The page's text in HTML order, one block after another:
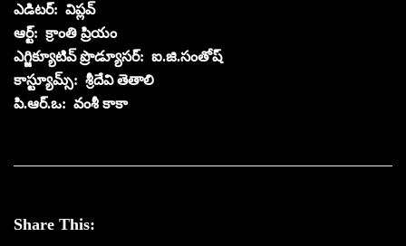
ఎడిట‌ర్‌: విప్ల‌వ్
ఆర్ట్‌: క్రాంతి ప్రియం
ఎగ్జిక్యూటివ్ ప్రొడ్యూస‌ర్‌: ఐ.జి.సంతోష్‌
కాస్ట్యూమ్స్‌: శ్రీదేవి తెతాలి
పి.ఆర్‌.ఒ: వంశీ కాకా
Share This: